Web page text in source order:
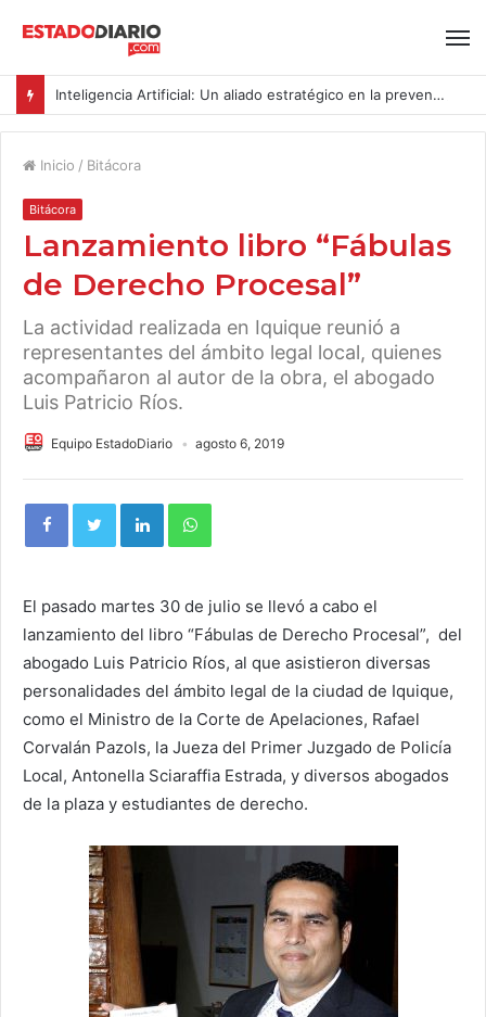
Inteligencia Artificial: Un aliado estratégico en la prevención del acoso y la violencia laboral bajo la Ley Karin
Inicio / Bitácora
Bitácora
Lanzamiento libro “Fábulas
de Derecho Procesal”
La actividad realizada en Iquique reunió a
representantes del ámbito legal local, quienes
acompañaron al autor de la obra, el abogado
Luis Patricio Ríos.
Equipo EstadoDiario agosto 6, 2019
El pasado martes 30 de julio se llevó a cabo el
lanzamiento del libro “Fábulas de Derecho Procesal”, del
abogado Luis Patricio Ríos, al que asistieron diversas
personalidades del ámbito legal de la ciudad de Iquique,
como el Ministro de la Corte de Apelaciones, Rafael
Corvalán Pazols, la Jueza del Primer Juzgado de Policía
Local, Antonella Sciaraffia Estrada, y diversos abogados
de la plaza y estudiantes de derecho.